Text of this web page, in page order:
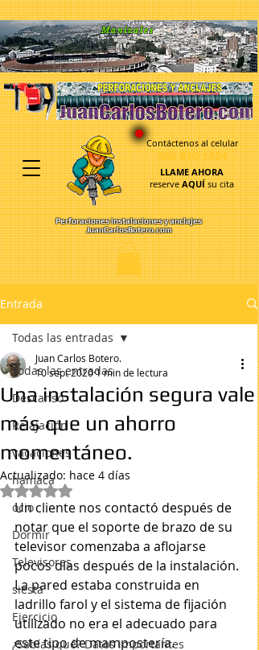
google-site-
verification=luzSmABWmF8JVmRL4xWMnH8Jl3DQ_ziOOoIiM_6CXDU
Manizales
Contáctenos al celular
300 610 1591
LLAME AHORA
reserveAQUÍsu cita
Perforaciones instalaciones y anclajes
JuanCarlosBotero.com
Entrada
Todas las entradas
Descanso
Relajación
vacaciones
hamaca
ocio
Dormir
Televisores
siesta
Ejercicio
¿Sabías qué? Datos importantes
Todas las entradas
Una instalación segura vale
más que un ahorro
momentáneo.
Juan Carlos Botero.
10 sept 20201 min de lectura
Actualizado: hace 4 días
Obtuvo NaN de 5 estrellas.
Un cliente nos contactó después de
notar que el soporte de brazo de su
televisor comenzaba a aflojarse
pocos días después de la instalación.
La pared estaba construida en
ladrillo farol y el sistema de fijación
utilizado no era el adecuado para
este tipo de mampostería.